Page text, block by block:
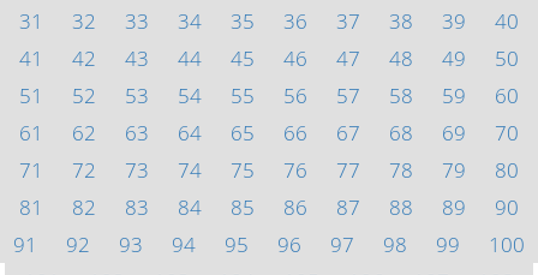
31
32 33 34 35 36 37 38 39
40
41
42 43 44 45 46 47 48 49
50
51
52 53 54 55 56 57 58 59
60
61
62 63 64 65 66 67 68 69
70
71
72 73 74 75 76 77 78 79
80
81
82 83 84 85 86 87 88 89
90
91
92 93 94 95 96 97 98 99
100